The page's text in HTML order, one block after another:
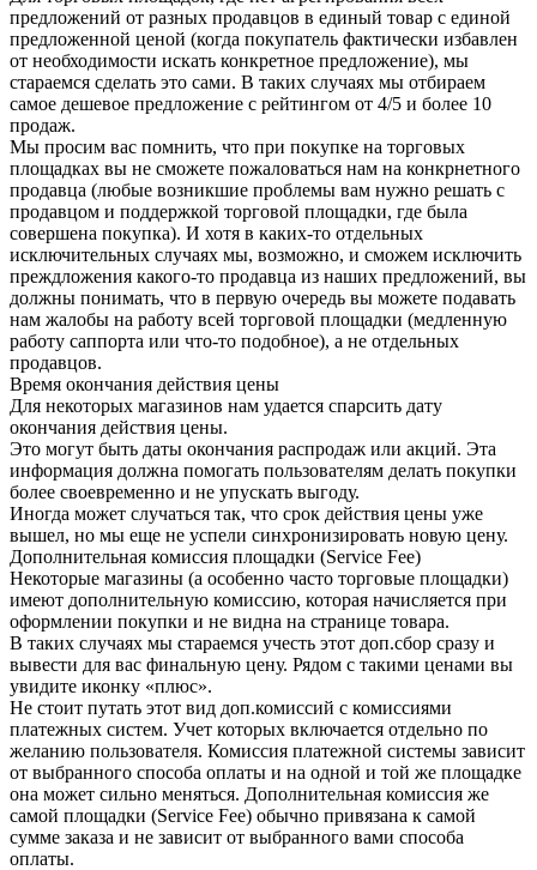
предложений от разных продавцов в единый товар с единой
предложенной ценой (когда покупатель фактически избавлен
от необходимости искать конкретное предложение), мы
стараемся сделать это сами. В таких случаях мы отбираем
самое дешевое предложение с рейтингом от 4/5 и более 10
продаж.
Мы просим вас помнить, что при покупке на торговых
площадках вы не сможете пожаловаться нам на конкрнетного
продавца (любые возникшие проблемы вам нужно решать с
продавцом и поддержкой торговой площадки, где была
совершена покупка). И хотя в каких-то отдельных
исключительных случаях мы, возможно, и сможем исключить
преждложения какого-то продавца из наших предложений, вы
должны понимать, что в первую очередь вы можете подавать
нам жалобы на работу всей торговой площадки (медленную
работу саппорта или что-то подобное), а не отдельных
продавцов.
Время окончания действия цены
Для некоторых магазинов нам удается спарсить дату
окончания действия цены.
Это могут быть даты окончания распродаж или акций. Эта
информация должна помогать пользователям делать покупки
более своевременно и не упускать выгоду.
Иногда может случаться так, что срок действия цены уже
вышел, но мы еще не успели синхронизировать новую цену.
Дополнительная комиссия площадки (Service Fee)
Некоторые магазины (а особенно часто торговые площадки)
имеют дополнительную комиссию, которая начисляется при
оформлении покупки и не видна на странице товара.
В таких случаях мы стараемся учесть этот доп.сбор сразу и
вывести для вас финальную цену. Рядом с такими ценами вы
увидите иконку «плюс».
Не стоит путать этот вид доп.комиссий с комиссиями
платежных систем. Учет которых включается отдельно по
желанию пользователя. Комиссия платежной системы зависит
от выбранного способа оплаты и на одной и той же площадке
она может сильно меняться. Дополнительная комиссия же
самой площадки (Service Fee) обычно привязана к самой
сумме заказа и не зависит от выбранного вами способа
оплаты.